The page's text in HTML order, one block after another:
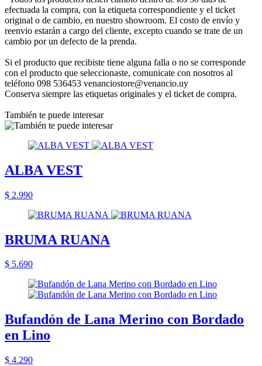
efectuada la compra, con la etiqueta correspondiente y el ticket
original o de cambio, en nuestro showroom. El costo de envío y
reenvio estarán a cargo del cliente, excepto cuando se trate de un
cambio por un defecto de la prenda.
Si el producto que recibiste tiene alguna falla o no se corresponde
con el producto que seleccionaste, comunicate con nosotros al
teléfono 098 536453 venanciostore@venancio.uy
Conserva siempre las etiquetas originales y el ticket de compra.
También te puede interesar
ALBA VEST
$ 2.990
BRUMA RUANA
$ 5.690
Bufandón de Lana Merino con Bordado
en Lino
$ 4.290